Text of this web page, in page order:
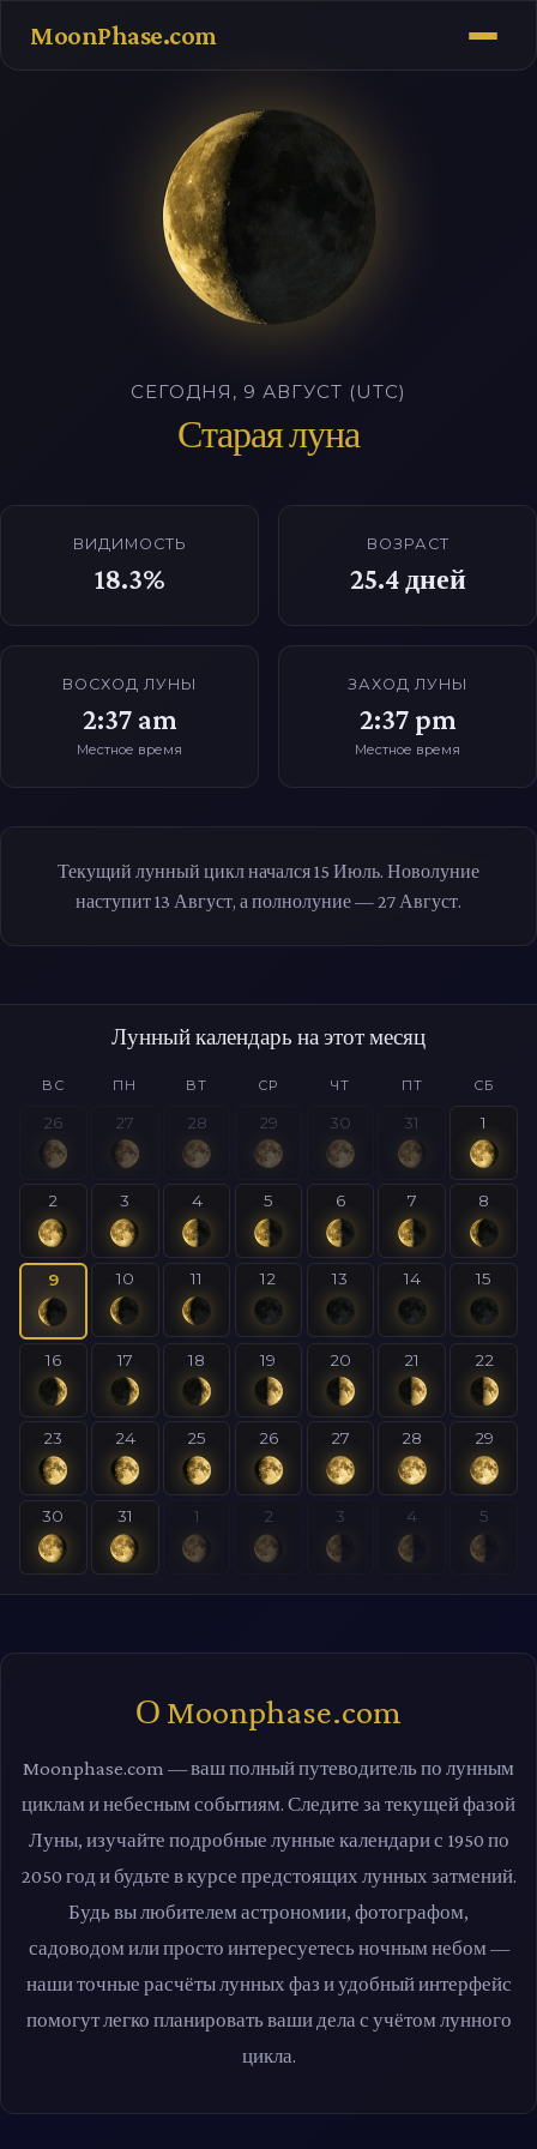
MoonPhase.com
СЕГОДНЯ, 9 АВГУСТ (UTC)
Старая луна
ВИДИМОСТЬ
18.3%
ВОЗРАСТ
25.4дней
ВОСХОД ЛУНЫ
2:37 am
Местное время
ЗАХОД ЛУНЫ
2:37 pm
Местное время
Текущий лунный цикл начался 15 Июль. Новолуние
наступит 13 Август, а полнолуние — 27 Август.
Лунный календарь на этот месяц
ВС ПН ВТ СР ЧТ ПТ СБ
26 27 28 29 30 31 1
2 3 4 5 6 7 8
9 10 11 12 13 14 15
16 17 18 19 20 21 22
23 24 25 26 27 28 29
30 31 1 2 3 4 5
О Moonphase.com
Moonphase.com — ваш полный путеводитель по лунным
циклам и небесным событиям. Следите за текущей фазой
Луны, изучайте подробные лунные календари с 1950 по
2050 год и будьте в курсе предстоящих лунных затмений.
Будь вы любителем астрономии, фотографом,
садоводом или просто интересуетесь ночным небом —
наши точные расчёты лунных фаз и удобный интерфейс
помогут легко планировать ваши дела с учётом лунного
цикла.